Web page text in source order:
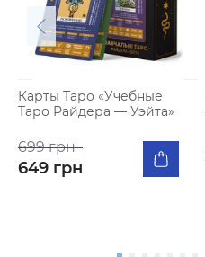
Карты Таро «Учебные
Таро Райдера — Уэйта»
699 грн
649 грн